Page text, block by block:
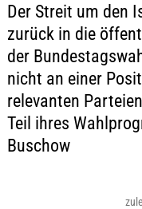
Der Streit um den
zurück in die
der
nicht an einer
relevanten
Teil ihres
Buschow